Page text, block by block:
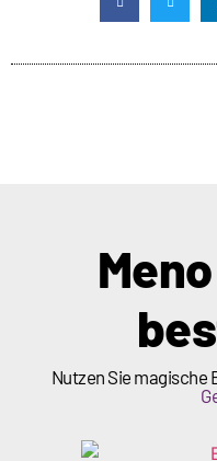
Nutzen Sie magische